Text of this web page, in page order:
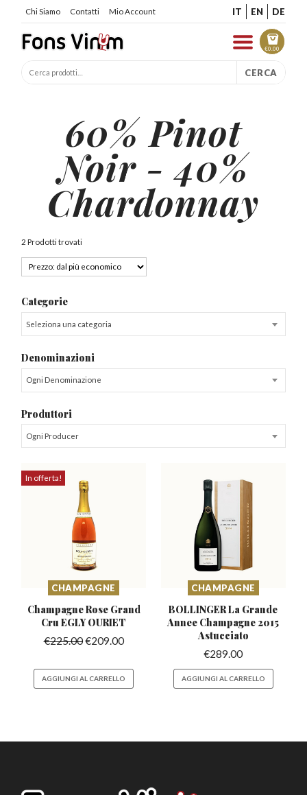
Chi Siamo Contatti Mio Account IT EN DE
€0.00
CERCA
60% Pinot
Noir - 40%
Chardonnay
2 Prodotti trovati
Categorie
Seleziona una categoria
Denominazioni
Ogni Denominazione
Produttori
Ogni Producer
In offerta!
CHAMPAGNE
Champagne Rose Grand
Cru EGLY OURIET
€225.00€209.00
AGGIUNGI AL CARRELLO
CHAMPAGNE
BOLLINGER La Grande
Annee Champagne 2015
Astucciato
€289.00
AGGIUNGI AL CARRELLO